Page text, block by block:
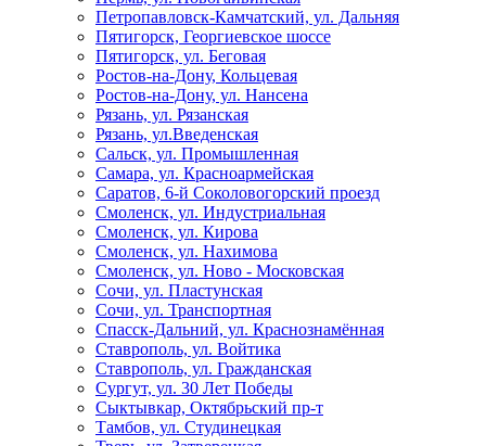
Петропавловск-Камчатский, ул. Дальняя
Пятигорск, Георгиевское шоссе
Пятигорск, ул. Беговая
Ростов-на-Дону, Кольцевая
Ростов-на-Дону, ул. Нансена
Рязань, ул. Рязанская
Рязань, ул.Введенская
Сальск, ул. Промышленная
Самара, ул. Красноармейская
Саратов, 6-й Соколовогорский проезд
Смоленск, ул. Индустриальная
Смоленск, ул. Кирова
Смоленск, ул. Нахимова
Смоленск, ул. Ново - Московская
Сочи, ул. Пластунская
Сочи, ул. Транспортная
Спасск-Дальний, ул. Краснознамённая
Ставрополь, ул. Войтика
Ставрополь, ул. Гражданская
Сургут, ул. 30 Лет Победы
Сыктывкар, Октябрьский пр-т
Тамбов, ул. Студинецкая